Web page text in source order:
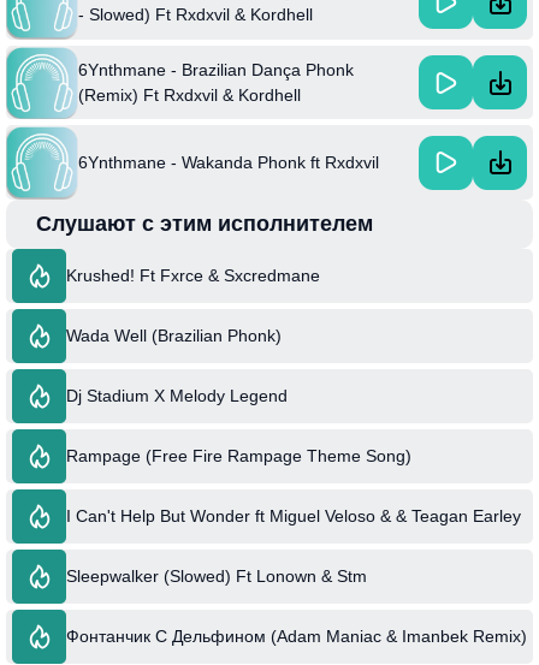
- Slowed) Ft Rxdxvil & Kordhell
6Ynthmane - Brazilian Dança Phonk
(Remix) Ft Rxdxvil & Kordhell
6Ynthmane - Wakanda Phonk ft Rxdxvil
Слушают с этим исполнителем
Krushed! Ft Fxrce & Sxcredmane
Wada Well (Brazilian Phonk)
Dj Stadium X Melody Legend
Rampage (Free Fire Rampage Theme Song)
I Can't Help But Wonder ft Miguel Veloso & & Teagan Earley
Sleepwalker (Slowed) Ft Lonown & Stm
Фонтанчик С Дельфином (Adam Maniac & Imanbek Remix)